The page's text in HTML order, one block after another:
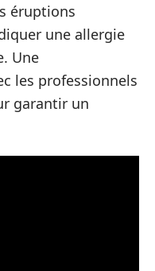
éruptions
une allergie
Une
les professionnels
garantir un